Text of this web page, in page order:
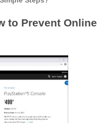
to Prevent Online